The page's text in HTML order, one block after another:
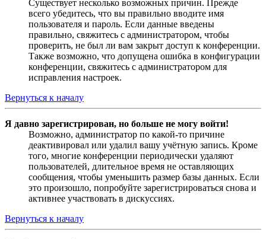
Существует несколько возможных причин. Прежде
всего убедитесь, что вы правильно вводите имя
пользователя и пароль. Если данные введены
правильно, свяжитесь с администратором, чтобы
проверить, не был ли вам закрыт доступ к конференции.
Также возможно, что допущена ошибка в конфигурации
конференции, свяжитесь с администратором для
исправления настроек.
Вернуться к началу
Я давно зарегистрирован, но больше не могу войти!
Возможно, администратор по какой-то причине
деактивировал или удалил вашу учётную запись. Кроме
того, многие конференции периодически удаляют
пользователей, длительное время не оставляющих
сообщения, чтобы уменьшить размер базы данных. Если
это произошло, попробуйте зарегистрироваться снова и
активнее участвовать в дискуссиях.
Вернуться к началу